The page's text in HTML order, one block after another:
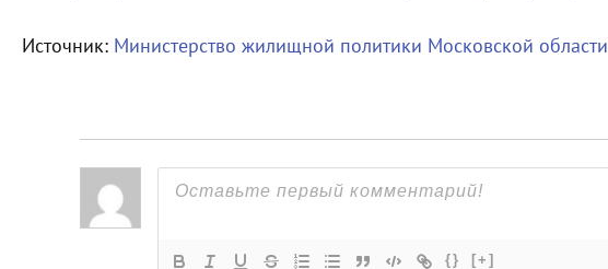
Источник: Министерство жилищной политики Московской области
{} [+]